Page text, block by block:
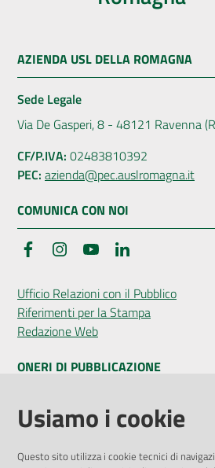
AZIENDA USL DELLA ROMAGNA
Sede Legale
Via De Gasperi, 8 - 48121 Ravenna
CF/P.IVA: 02483810392
PEC: azienda@pec.auslromagna.it
COMUNICA CON NOI
FacebookInstagramYouTube
Ufficio Relazioni con il Pubblico
Riferimenti per la Stampa
Redazione Web
ONERI DI PUBBLICAZIONE
Amministrazione Trasparente
Pubblicità legale
Privacy Policy
Usiamo i cookie
Questo sito utilizza i cookie tecnici di